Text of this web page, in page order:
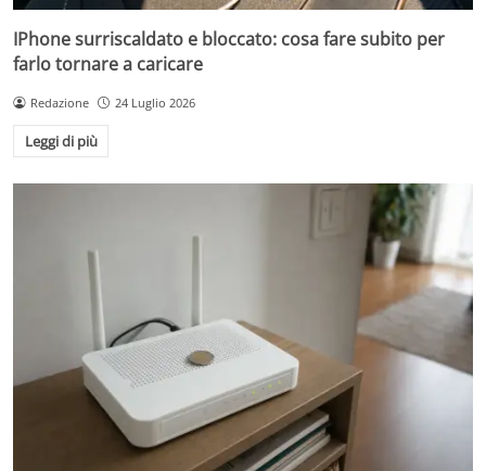
IPhone surriscaldato e bloccato: cosa fare subito per
farlo tornare a caricare
Redazione 24 Luglio 2026
Leggi di più